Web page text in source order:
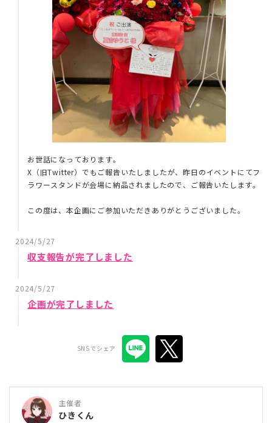
お世話になっております。
X（旧Twitter）でもご報告いたしましたが、昨日のイベントにてフ
ラワースタンドが会場に納品されましたので、ご報告いたします。
この度は、本企画にご参加いただきありがとうございました。
2024/5/27
収支報告が完了しました
2024/5/27
企画が完了しました
SNSでシェア
主催者
ひきくん